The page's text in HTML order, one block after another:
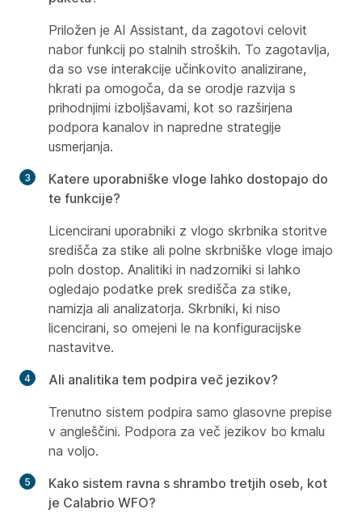
Priložen je AI Assistant, da zagotovi celovit
nabor funkcij po stalnih stroških. To zagotavlja,
da so vse interakcije učinkovito analizirane,
hkrati pa omogoča, da se orodje razvija s
prihodnjimi izboljšavami, kot so razširjena
podpora kanalov in napredne strategije
usmerjanja.
Katere uporabniške vloge lahko dostopajo do
te funkcije?
Licencirani uporabniki z vlogo skrbnika storitve
središča za stike ali polne skrbniške vloge imajo
poln dostop. Analitiki in nadzorniki si lahko
ogledajo podatke prek središča za stike,
namizja ali analizatorja. Skrbniki, ki niso
licencirani, so omejeni le na konfiguracijske
nastavitve.
Ali analitika tem podpira več jezikov?
Trenutno sistem podpira samo glasovne prepise
v angleščini. Podpora za več jezikov bo kmalu
na voljo.
Kako sistem ravna s shrambo tretjih oseb, kot
je Calabrio WFO?